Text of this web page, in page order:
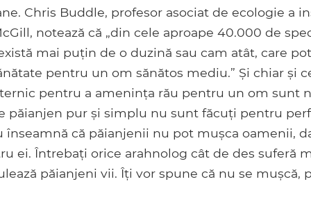
Chris Buddle, profesor asociat de ecologie a
notează că „din cele aproape 40.000 de
mai puțin de o duzină sau cam atât, care
pentru un om sănătos mediu.” Și chiar și
pentru a amenința rău pentru un om sunt
păianjen pur și simplu nu sunt făcuți pentru
înseamnă că păianjenii nu pot mușca oamenii,
ei. Întrebați orice arahnolog cât de des suferă
păianjeni vii. Îți vor spune că nu se mușcă,